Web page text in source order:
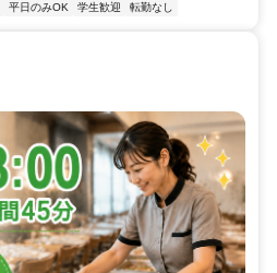
平日のみOK 学生歓迎 転勤なし